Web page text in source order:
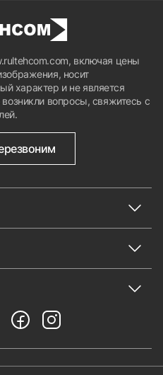
включая цены
носит
характер и не является
вопросы, свяжитесь с